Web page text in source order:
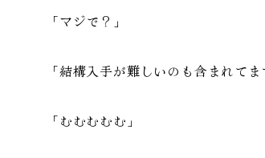
「マジで？」
「結構入手が難しいのも含まれて
「むむむむむ」